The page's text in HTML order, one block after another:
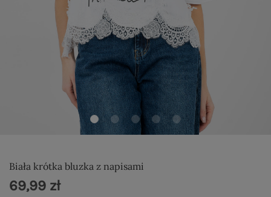
Biała krótka bluzka z napisami
69,99 zł